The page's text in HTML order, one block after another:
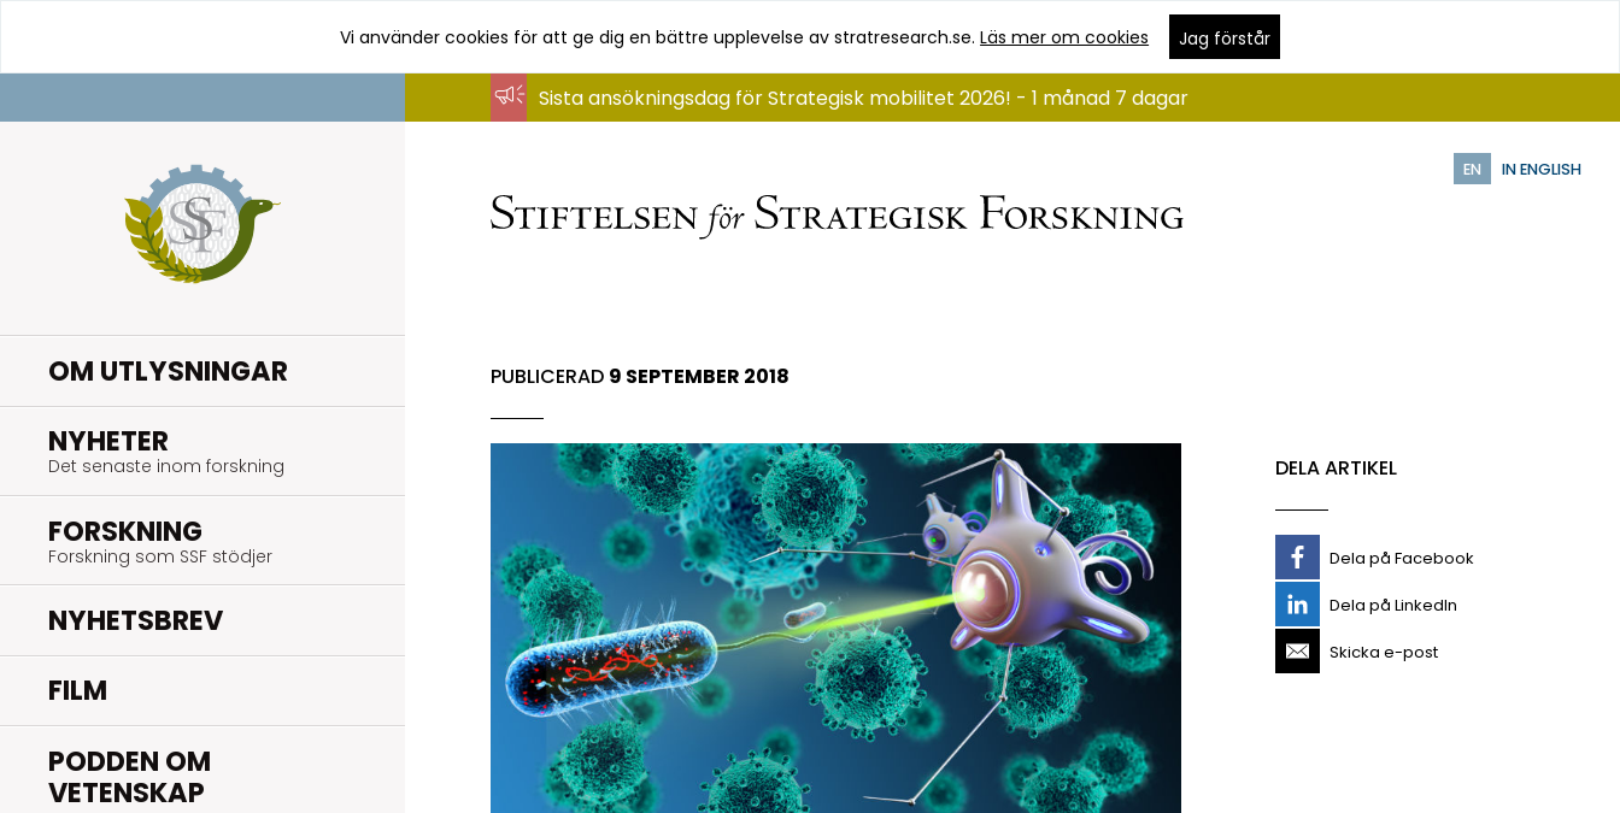
innehåll
Vi använder cookies för att ge dig en bättre upplevelse av stratresearch.se.Läs mer om cookies Jag förstår
EN IN ENGLISH
OM UTLYSNINGAR
NYHETER
Det senaste inom forskning
FORSKNING
Forskning som SSF stödjer
NYHETSBREV
FILM
PODDEN OM
VETENSKAP
Sista ansökningsdag för Strategisk mobilitet 2026! - 1 månad 7 dagar
PUBLICERAD 9 SEPTEMBER 2018
DELA ARTIKEL
Dela på Facebook
Dela på LinkedIn
Skicka e-post